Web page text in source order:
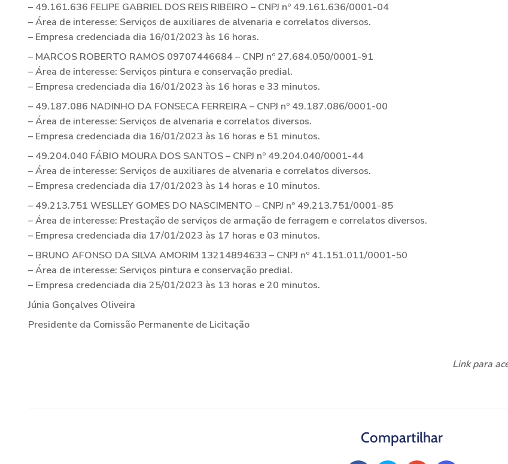
– 49.161.636 FELIPE GABRIEL DOS REIS RIBEIRO – CNPJ nº 49.161.636/0001-04
– Área de interesse: Serviços de auxiliares de alvenaria e correlatos diversos.
– Empresa credenciada dia 16/01/2023 às 16 horas.
– MARCOS ROBERTO RAMOS 09707446684 – CNPJ nº 27.684.050/0001-91
– Área de interesse: Serviços pintura e conservação predial.
– Empresa credenciada dia 16/01/2023 às 16 horas e 33 minutos.
– 49.187.086 NADINHO DA FONSECA FERREIRA – CNPJ nº 49.187.086/0001-00
– Área de interesse: Serviços de alvenaria e correlatos diversos.
– Empresa credenciada dia 16/01/2023 às 16 horas e 51 minutos.
– 49.204.040 FÁBIO MOURA DOS SANTOS – CNPJ nº 49.204.040/0001-44
– Área de interesse: Serviços de auxiliares de alvenaria e correlatos diversos.
– Empresa credenciada dia 17/01/2023 às 14 horas e 10 minutos.
– 49.213.751 WESLLEY GOMES DO NASCIMENTO – CNPJ nº 49.213.751/0001-85
– Área de interesse: Prestação de serviços de armação de ferragem e correlatos diversos.
– Empresa credenciada dia 17/01/2023 às 17 horas e 03 minutos.
– BRUNO AFONSO DA SILVA AMORIM 13214894633 – CNPJ nº 41.151.011/0001-50
– Área de interesse: Serviços pintura e conservação predial.
– Empresa credenciada dia 25/01/2023 às 13 horas e 20 minutos.
Júnia Gonçalves Oliveira
Presidente da Comissão Permanente de Licitação
Link para
Compartilhar